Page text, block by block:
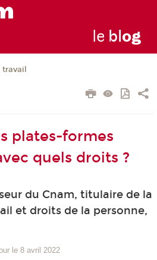
le blog
travail
plates-formes
quels droits ?
du Cnam, titulaire de la
et droits de la personne,
le 8 avril 2022